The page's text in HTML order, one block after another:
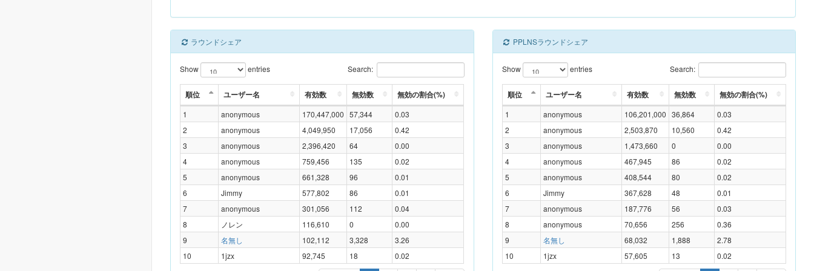
ラウンドシェア
Show entries Search:
順位 ユーザー名 有効数 無効数 無効の割合(%)
1 anonymous 170,447,000 57,344
0.03
2
anonymous 4,049,950 17,056
0.42
3
anonymous 2,396,420 64
0.00
4
anonymous 759,456 135
0.02
5
anonymous 661,328 96
0.01
6
Jimmy 577,802 86
0.01
7
anonymous 301,056 112
0.04
8
ノレン 116,610 0
0.00
9
名無し 102,112 3,328
3.26
10
1jzx 92,745 18 0.02
PPLNSラウンドシェア
Show entries Search:
順位 ユーザー名 有効数 無効数 無効の割合(%)
1 anonymous 106,201,000 36,864
0.03
2
anonymous 2,503,870 10,560
0.42
3
anonymous 1,473,660 0
0.00
4
anonymous 467,945 86
0.02
5
anonymous 408,544 80
0.02
6
Jimmy 367,628 48
0.01
7
anonymous 187,776 56
0.03
8
anonymous 70,656 256
0.36
9
名無し 68,032 1,888
2.78
10
1jzx 57,605 13 0.02